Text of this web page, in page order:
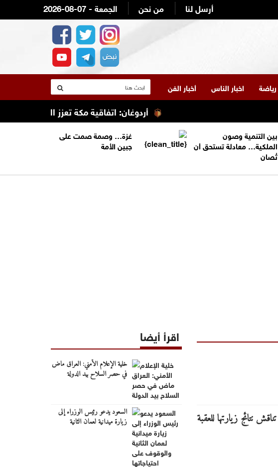
2026-08-07 - الجمعة من نحن أرسل لنا
رياضة اخبار الناس أخبار الفن
أردوغان: اتفاقية مكة تعزز التعاون الأمني
بين التنمية وصون
الملكية… معادلة تستحق أن
تُصان
غزة… وصمة صمت على
جبين الأمة
اقرأ أيضا
خلية الإعلام الأمني: العراق ماض
في حصر السلاح بيد الدولة
السعود يدعو رئيس الوزراء إلى
زيارة ميدانية لعمان الثانية